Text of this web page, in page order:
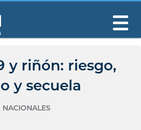
y riñón: riesgo,
y secuela
NACIONALES